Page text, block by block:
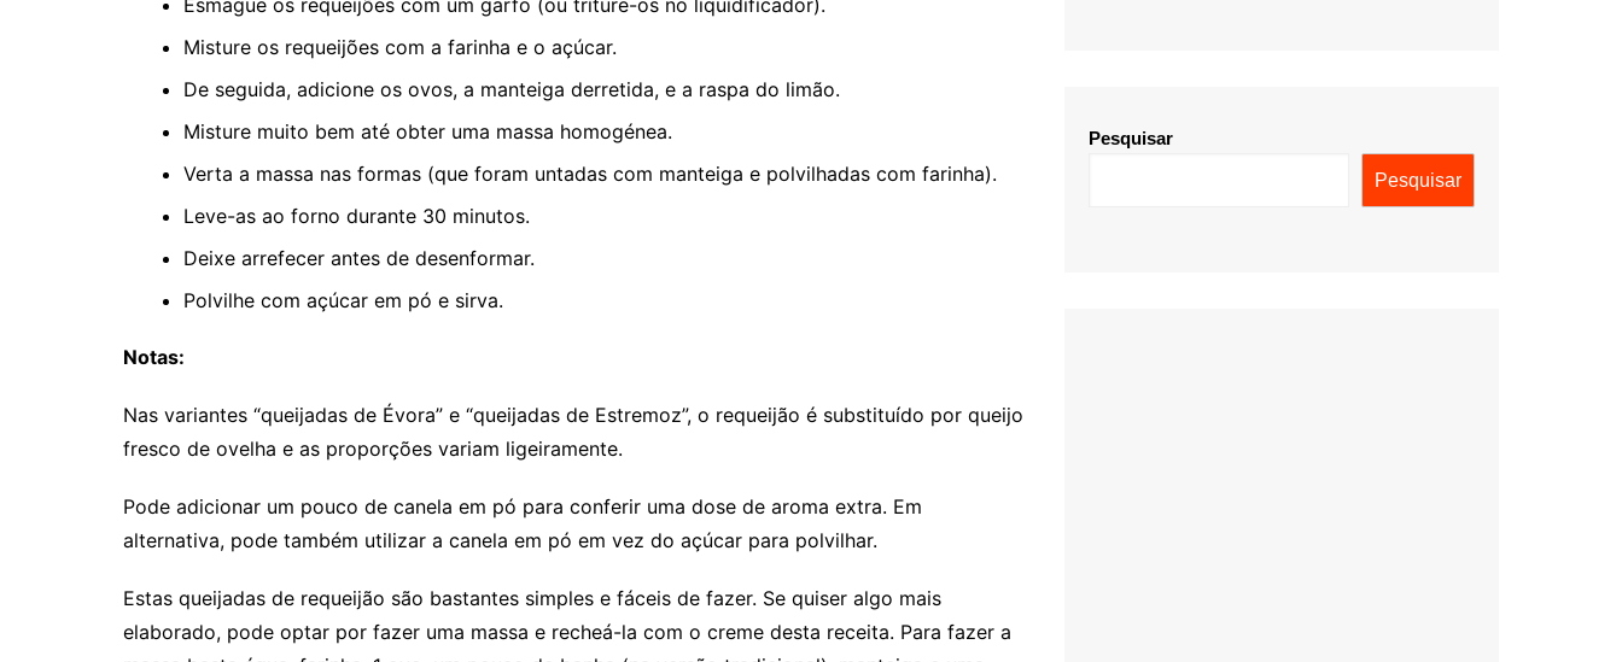
Misture os requeijões com a farinha e o açúcar.
De seguida, adicione os ovos, a manteiga derretida, e a raspa do limão.
Misture muito bem até obter uma massa homogénea.
Verta a massa nas formas (que foram untadas com manteiga e polvilhadas com farinha).
Leve-as ao forno durante 30 minutos.
Deixe arrefecer antes de desenformar.
Polvilhe com açúcar em pó e sirva.
Notas:
Nas variantes “queijadas de Évora” e “queijadas de Estremoz”, o requeijão é substituído por queijo
fresco de ovelha e as proporções variam ligeiramente.
Pode adicionar um pouco de canela em pó para conferir uma dose de aroma extra. Em
alternativa, pode também utilizar a canela em pó em vez do açúcar para polvilhar.
Estas queijadas de requeijão são bastantes simples e fáceis de fazer. Se quiser algo mais
elaborado, pode optar por fazer uma massa e recheá-la com o creme desta receita. Para fazer a
Pesquisar
Pesquisar